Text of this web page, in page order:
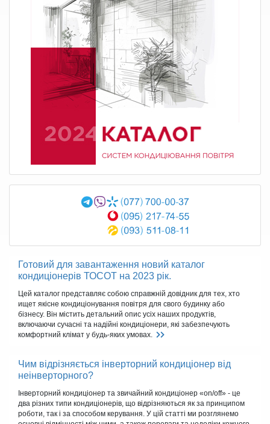
Готовий для завантаження новий каталог
кондиціонерів ТОСОТ на 2023 рік.
Цей каталог представляє собою справжній довідник для тех, хто
ищет якісне кондиціонування повітря для свого будинку або
бізнесу. Він містить детальний опис усіх наших продуктів,
включаючи сучасні та надійні кондиціонери, які забезпечують
комфортний клімат у будь-яких умовах.
Чим відрізняється інверторний кондиціонер від
неінверторного?
Інверторний кондиціонер та звичайний кондиціонер «on/off» - це
два різних типи кондиціонерів, що відрізняються як за принципом
роботи, так і за способом керування. У цій статті ми розглянемо